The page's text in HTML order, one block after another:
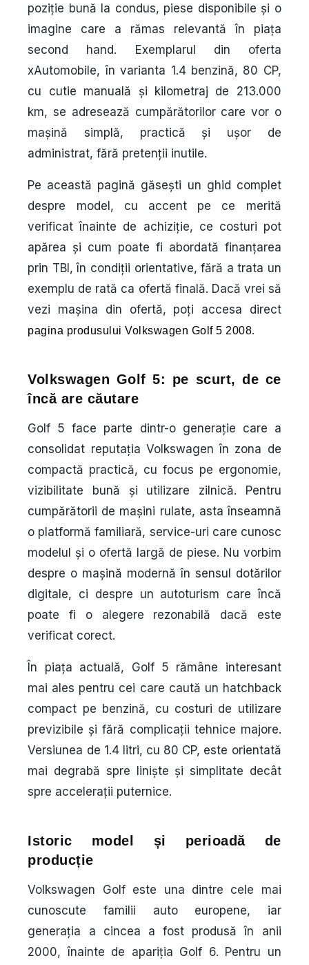
poziție bună la condus, piese disponibile și o
imagine care a rămas relevantă în piața
second hand. Exemplarul din oferta
xAutomobile, în varianta 1.4 benzină, 80 CP,
cu cutie manuală și kilometraj de 213.000
km, se adresează cumpărătorilor care vor o
mașină simplă, practică și ușor de
administrat, fără pretenții inutile.
Pe această pagină găsești un ghid complet
despre model, cu accent pe ce merită
verificat înainte de achiziție, ce costuri pot
apărea și cum poate fi abordată finanțarea
prin TBI, în condiții orientative, fără a trata un
exemplu de rată ca ofertă finală. Dacă vrei să
vezi mașina din ofertă, poți accesa direct
pagina produsului Volkswagen Golf 5 2008.
Volkswagen Golf 5: pe scurt, de ce
încă are căutare
Golf 5 face parte dintr-o generație care a
consolidat reputația Volkswagen în zona de
compactă practică, cu focus pe ergonomie,
vizibilitate bună și utilizare zilnică. Pentru
cumpărătorii de mașini rulate, asta înseamnă
o platformă familiară, service-uri care cunosc
modelul și o ofertă largă de piese. Nu vorbim
despre o mașină modernă în sensul dotărilor
digitale, ci despre un autoturism care încă
poate fi o alegere rezonabilă dacă este
verificat corect.
În piața actuală, Golf 5 rămâne interesant
mai ales pentru cei care caută un hatchback
compact pe benzină, cu costuri de utilizare
previzibile și fără complicații tehnice majore.
Versiunea de 1.4 litri, cu 80 CP, este orientată
mai degrabă spre liniște și simplitate decât
spre accelerații puternice.
Istoric model și perioadă de
producție
Volkswagen Golf este una dintre cele mai
cunoscute familii auto europene, iar
generația a cincea a fost produsă în anii
2000, înainte de apariția Golf 6. Pentru un